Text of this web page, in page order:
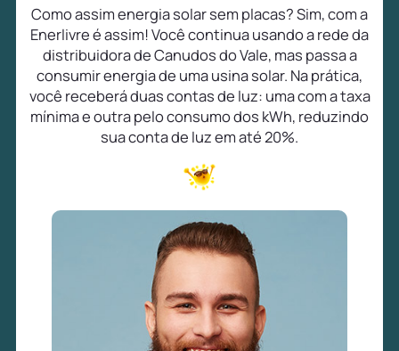
Como assim energia solar sem placas? Sim, com a
Enerlivre é assim! Você continua usando a rede da
distribuidora de Canudos do Vale, mas passa a
consumir energia de uma usina solar. Na prática,
você receberá duas contas de luz: uma com a taxa
mínima e outra pelo consumo dos kWh, reduzindo
sua conta de luz em até 20%.